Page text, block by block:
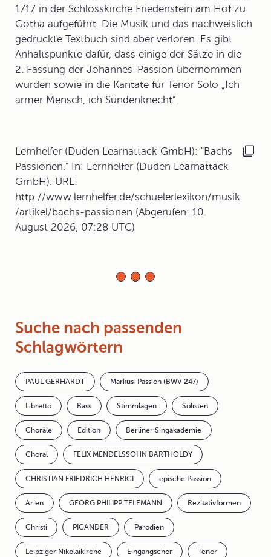
1717 in der Schlosskirche Friedenstein am Hof zu
Gotha aufgeführt. Die Musik und das nachweislich
gedruckte Textbuch sind aber verloren. Es gibt
Anhaltspunkte dafür, dass einige der Sätze in die
2. Fassung der Johannes-Passion übernommen
wurden sowie in die Kantate für Tenor Solo „Ich
armer Mensch, ich Sündenknecht“.
Lernhelfer (Duden Learnattack GmbH): "Bachs
Passionen." In: Lernhelfer (Duden Learnattack
GmbH). URL:
http://www.lernhelfer.de/schuelerlexikon/musik
/artikel/bachs-passionen (Abgerufen: 10.
August 2026, 07:28 UTC)
Suche nach passenden
Schlagwörtern
PAUL GERHARDT Markus-Passion (BWV 247)
Libretto Bass Stimmlagen Solisten
Choräle Edition Berliner Singakademie
Choral FELIX MENDELSSOHN BARTHOLDY
CHRISTIAN FRIEDRICH HENRICI epische Passion
Arien GEORG PHILIPP TELEMANN Rezitativformen
Christi PICANDER Parodien
Leipziger Nikolaikirche Eingangschor Tenor